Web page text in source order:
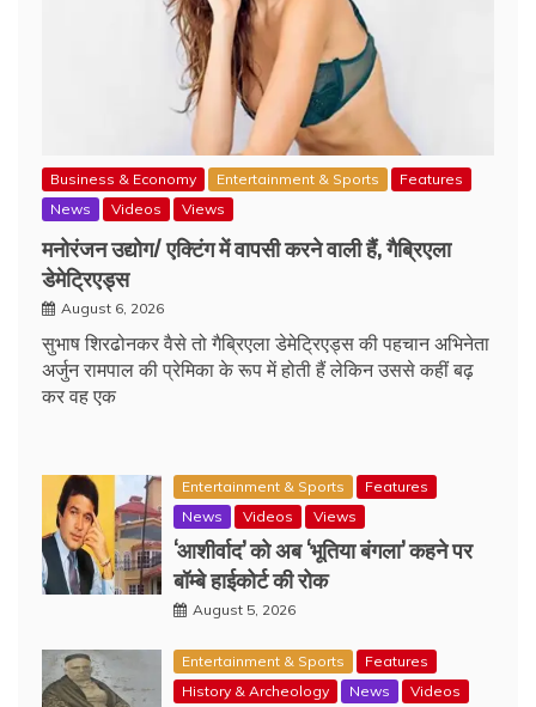
Business & Economy Entertainment & Sports
Features
News
Videos Views
मनोरंजन उद्योग/ एक्टिंग में वापसी करने वाली हैं, गैब्रिएला
डेमेट्रिएड्स
August 6, 2026
सुभाष शिरढोनकर वैसे तो गैब्रिएला डेमेट्रिएड्स की पहचान अभिनेता
अर्जुन रामपाल की प्रेमिका के रूप में होती हैं लेकिन उससे कहीं बढ़
कर वह एक
Entertainment & Sports
Features
News
Videos Views
‘आशीर्वाद’ को अब ‘भूतिया बंगला’ कहने पर
बॉम्बे हाईकोर्ट की रोक
August 5, 2026
Entertainment & Sports
Features
History & Archeology
News
Videos